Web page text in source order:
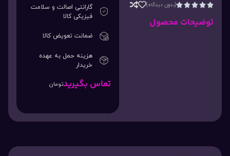




(بدون دیدگاه)
توضیحات محصول
گارانتی اصالت و سلامت
فیزیکی کالا
ضمانت تعویض کالا
هزینه حمل به عهده
خریدار
تماس بگیریدتومان